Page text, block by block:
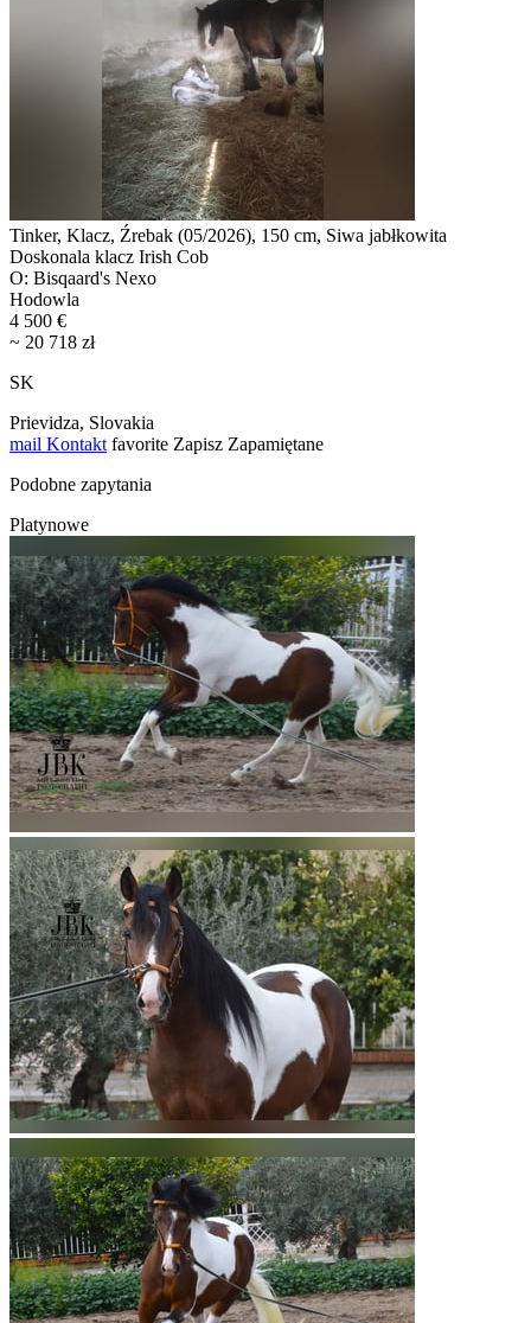
Tinker, Klacz, Źrebak (05/2026), 150 cm, Siwa jabłkowita
Doskonala klacz Irish Cob
O: Bisqaard's Nexo
Hodowla
4 500 €
~ 20 718 zł
SK
Prievidza, Slovakia
mail Kontakt favorite Zapisz Zapamiętane
Podobne zapytania
Platynowe